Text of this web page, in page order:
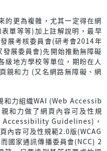
的更為複雜，尤其一定得在網
單等等)加上註解說明，最早
展考核委員會(研考會2014年
展委員會)先開始推動無障礙
級地方學校等單位，期盼在人
親和力 (又名網路無障礙、網
和力組織WAI (Web Accessib
和力做了網頁內容可及性規
Accessibility Guidelines)，
內容可及性規範2.0版(WCAG
國家通訊傳播委員會(NCC) 2